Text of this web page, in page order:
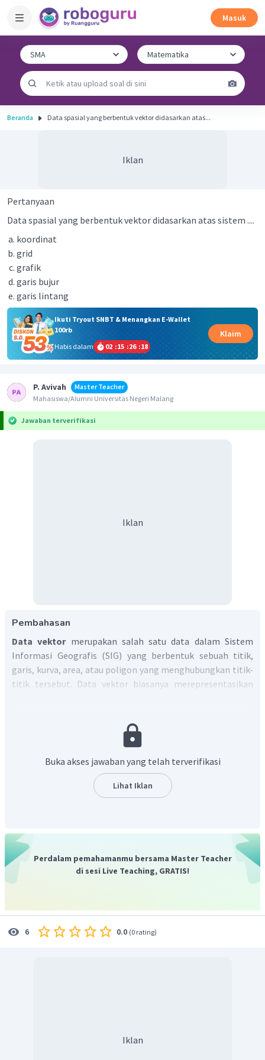
Masuk
Beranda Data spasial yang berbentuk vektor didasarkan atas...
Iklan
Pertanyaan
Data spasial yang berbentuk vektor didasarkan atas sistem ....
koordinat
grid
grafik
garis bujur
garis lintang
Ikuti Tryout SNBT & Menangkan E-Wallet
100rb
Habis dalam
02 :15 :26 :18
Klaim
P. Avivah
Master Teacher
Mahasiswa/Alumni Universitas Negeri Malang
Jawaban terverifikasi
Iklan
Pembahasan
Data vektormerupakan salah satu data dalam Sistem
Informasi Geografis (SIG) yang berbentuk sebuah titik,
garis, kurva, area, atau poligon yang menghubungkan titik-
titik tersebut. Data vektor biasanya merepresentasikan
Jadi, jawaban yang tepat adalah A.
Buka akses jawaban yang telah terverifikasi
Lihat Iklan
Perdalam pemahamanmu bersama Master Teacher
di sesi Live Teaching, GRATIS!
6 0.0 (0 rating)
Iklan